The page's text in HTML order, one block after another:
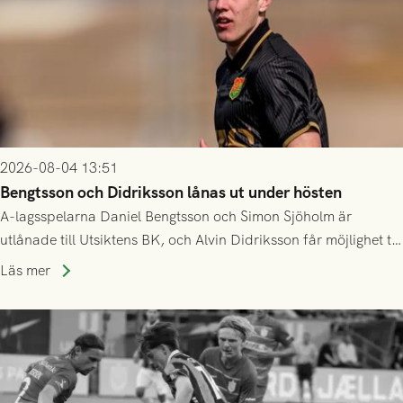
2026-08-04 13:51
Bengtsson och Didriksson lånas ut under hösten
A-lagsspelarna Daniel Bengtsson och Simon Sjöholm är
utlånade till Utsiktens BK, och Alvin Didriksson får möjlighet till
speltid i Hestrafors genom föreningssamarbete.
Läs mer